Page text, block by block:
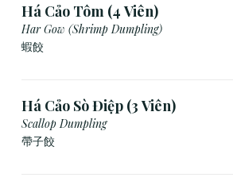
Há Cảo Tôm (4 Viên)
Har Gow (Shrimp Dumpling)
蝦餃
Há Cảo Sò Điệp (3 Viên)
Scallop Dumpling
帶子餃